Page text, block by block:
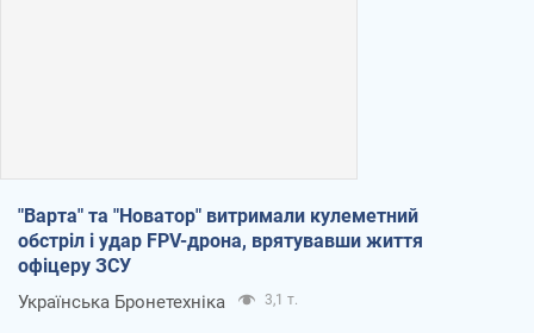
"Варта" та "Новатор" витримали кулеметний
обстріл і удар FPV-дрона, врятувавши життя
офіцеру ЗСУ
Українська Бронетехніка 3,1 т.